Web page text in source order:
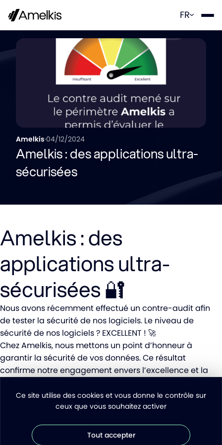
Panneau de gestion des cookies
Ce site utilise des cookies et vous donne le contrôle sur
ceux que vous souhaitez activer
Tout accepter
FR
Amelkis·04/12/2024
Amelkis : des applications ultra-
sécurisées
Amelkis : des
applications ultra-
sécurisées 🔐
Nous avons récemment effectué un contre-audit afin
de tester la sécurité de nos logiciels. Le niveau de
sécurité de nos logiciels ? EXCELLENT ! 🚀
Chez Amelkis, nous mettons un point d’honneur à
garantir la sécurité de vos données. Ce résultat
confirme notre engagement envers l’excellence et la
Voir le post LinkedIn